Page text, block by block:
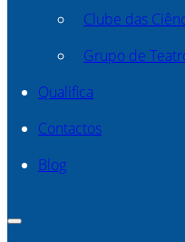
Clube das
Grupo de
Qualifica
Contactos
Blog